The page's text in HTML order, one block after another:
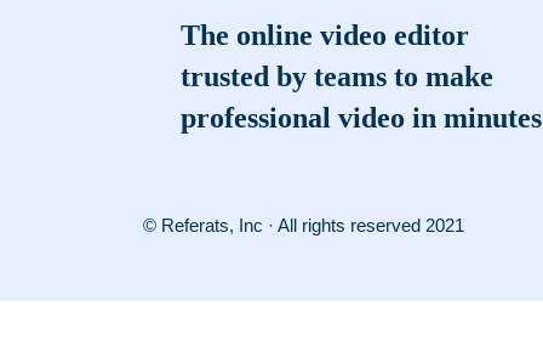
The online video editor
trusted by teams to make
professional video in minutes
© Referats, Inc · All rights reserved 2021